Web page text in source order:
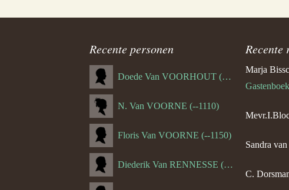
Recente personen
Doede Van VOORHOUT (Van FORNEHOLT) (--1101)
N. Van VOORNE (--1110)
Floris Van VOORNE (--1150)
Diederik Van RENNESSE (--1144)
Recente
Marja
Gastenboek
Sandra
C.